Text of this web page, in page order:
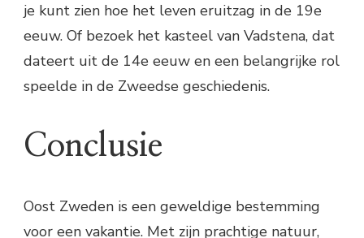
je kunt zien hoe het leven eruitzag in de 19e
eeuw. Of bezoek het kasteel van Vadstena, dat
dateert uit de 14e eeuw en een belangrijke rol
speelde in de Zweedse geschiedenis.
Conclusie
Oost Zweden is een geweldige bestemming
voor een vakantie. Met zijn prachtige natuur,